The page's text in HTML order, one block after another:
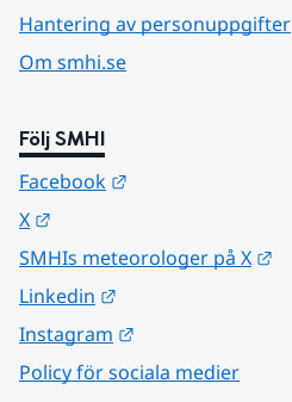
Hantering av personuppgifter
Om smhi.se
Följ SMHI
Facebook
X
SMHIs meteorologer på X
Linkedin
Instagram
Policy för sociala medier